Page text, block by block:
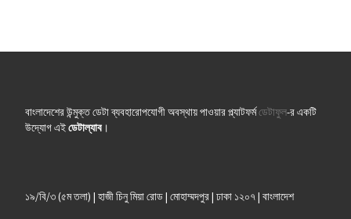
বাংলাদেশের উন্মুক্ত ডেটা ব্যবহারোপযোগী অবস্থায় পাওয়ার প্ল্যাটফর্মডেটাফুল-র একটি
উদ্যোগ এইডেটাল্যাব।
১৯/বি/৩ (৫ম তলা) | হাজী চিনু মিয়া রোড | মোহাম্মদপুর | ঢাকা ১২০৭ | বাংলাদেশ